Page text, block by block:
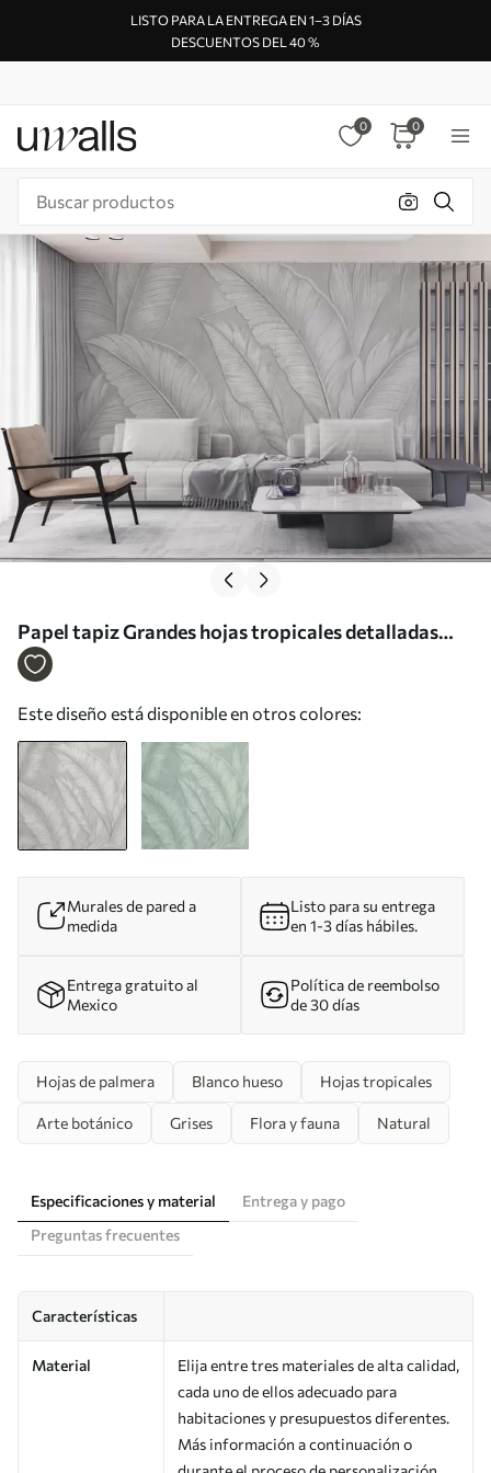
LISTO PARA LA ENTREGA EN 1–3 DÍAS
DESCUENTOS DEL 40 %
0 0
Papel tapiz Grandes hojas tropicales detalladas
con gran textura en un color gris claro
Este diseño está disponible en otros colores:
Murales de pared a
medida
Listo para su entrega
en 1-3 días hábiles.
Entrega gratuito al
Mexico
Política de reembolso
de 30 días
Hojas de palmera Blanco hueso Hojas tropicales
Arte botánico Grises Flora y fauna Natural
Especificaciones y material
Entrega y pago
Preguntas frecuentes
Características
Material
Elija entre tres materiales de alta calidad,
cada uno de ellos adecuado para
habitaciones y presupuestos diferentes.
Más información a continuación o